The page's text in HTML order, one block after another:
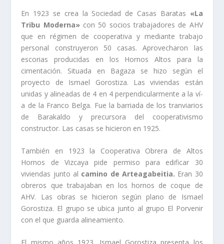
En 1923 se crea la Sociedad de Casas Baratas «La
Tribu Moderna» con 50 socios trabajadores de AHV
que en régimen de cooperativa y mediante trabajo
personal construyeron 50 casas. Aprovecharon las
escorias producidas en los Hornos Altos para la
cimentación. Situada en Bagaza se hizo según el
proyecto de Ismael Gorostiza. Las viviendas están
unidas y alineadas de 4 en 4 perpendicularmente a la ví­
a de la Franco Belga. Fue la barriada de los tranviarios
de Barakaldo y precursora del cooperativismo
constructor. Las casas se hicieron en 1925.
También en 1923 la Cooperativa Obrera de Altos
Hornos de Vizcaya pide permiso para edificar 30
viviendas junto al camino de Arteagabeitia. Eran 30
obreros que trabajaban en los hornos de coque de
AHV. Las obras se hicieron según plano de Ismael
Gorostiza. El grupo se ubica junto al grupo El Porvenir
con el que guarda alineamiento.